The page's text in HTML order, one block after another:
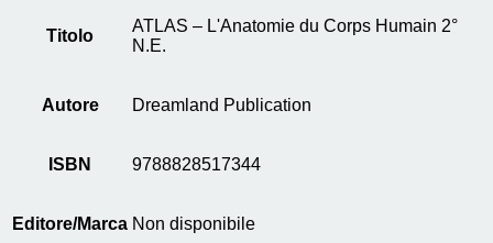
Titolo
ATLAS – L'Anatomie du Corps Humain 2°
N.E.
Autore Dreamland Publication
ISBN 9788828517344
Editore/Marca Non disponibile